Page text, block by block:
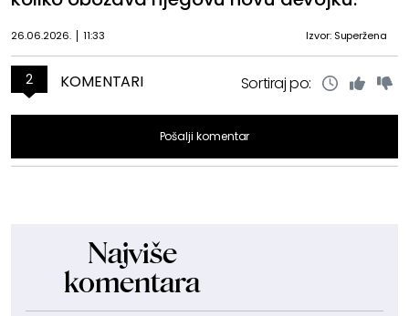
26.06.2026. 11:33 Izvor: Superžena
2 KOMENTARI Sortiraj po:
Pošalji komentar
Najviše
komentara